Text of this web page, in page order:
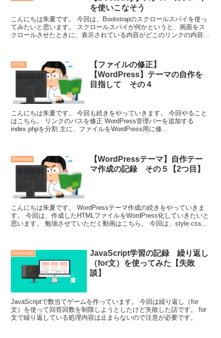
を使いこなそう
こんにちは朱夏です。 今回は、Bootstrapのスクロールスパイを使っ
てみたいと思います。 スクロールスパイが何かというと、画面をス
クロールさせたときに、表示されている内容がどこのリンクの内容か
HTML
【ファイルの修正】
【WordPress】テーマの自作を
目指して その４
こんにちは朱夏です。 今回も続きをやっていきます。 今回やること
はこちら。 リンクのパスを修正 WordPress管理バーを追加する
index.phpを分割 主に、ファイルをWordPress用に修...
Bootstrap
【WordPressテーマ】自作テー
マ作成の記録 その５【2つ目】
こんにちは朱夏です。 WordPressテーマ作成の続きをやっていきま
す。 今回は、作成したHTMLファイルをWordPress化していきたいと
思います。 勉強させていただく動画はこちら。 今回は、style.cssの
Javascript
JavaScript学習の記録 繰り返し
（for文）を使ってみた【失敗
談】
JavaScriptで数当てゲームを作っています。 今回は繰り返し（for
文）を使って回答回数を制限しようとしたけど失敗した話です。 for
文で繰り返している処理内容は止まらないので注意が必要です。